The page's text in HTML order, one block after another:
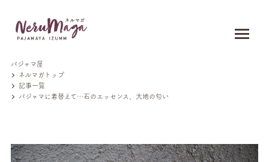
パジャマ屋
ネルマガトップ
記事一覧
パジャマに着替えて…石のエッセンス、大地の匂い